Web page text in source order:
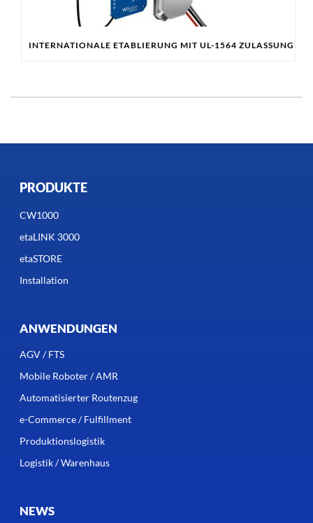
INTERNATIONALE ETABLIERUNG MIT UL-1564 ZULASSUNG &
PRODUKTE
CW1000
etaLINK 3000
etaSTORE
Installation
ANWENDUNGEN
AGV / FTS
Mobile Roboter / AMR
Automatisierter Routenzug
e-Commerce / Fulfillment
Produktionslogistik
Logistik / Warenhaus
NEWS